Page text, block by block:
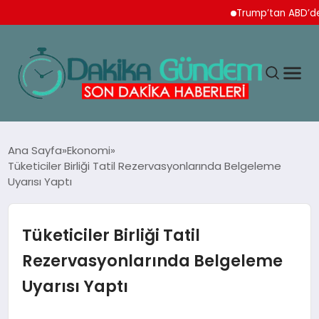
Trump’tan ABD’de
TEKNOLOJI
SPOR
YAŞAM
Ana Sayfa Ekonomi
Tüketiciler Birliği Tatil Rezervasyonlarında Belgeleme
Uyarısı Yaptı
Tüketiciler Birliği Tatil
Rezervasyonlarında Belgeleme
Uyarısı Yaptı